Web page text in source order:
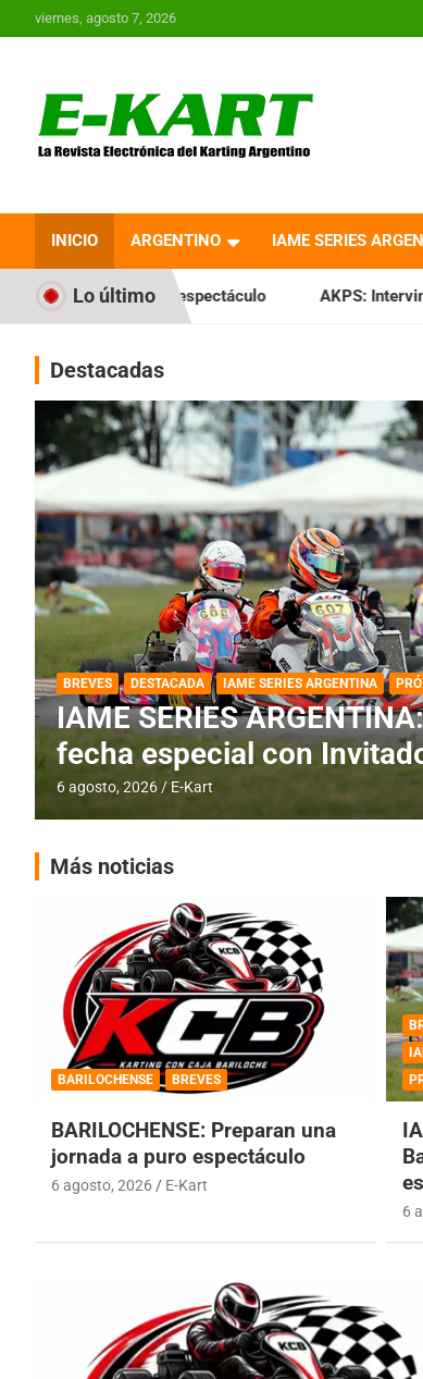
al
viernes, agosto 7, 2026
Revista
Karting en
INICIO ARGENTINO IAME SERIES
Lo último
espectáculo AKPS: Intervino la IGJ y oficializó el
Destacadas
DESTACADA IAME SERIES ARGENTINA
IAME SERIES
fecha con Invitados
4 agosto, 2026 E-Kart
Más noticias
BARILOCHENSE BREVES
BARILOCHENSE: Preparan una
jornada a puro espectáculo
6 agosto, 2026 E-Kart
6